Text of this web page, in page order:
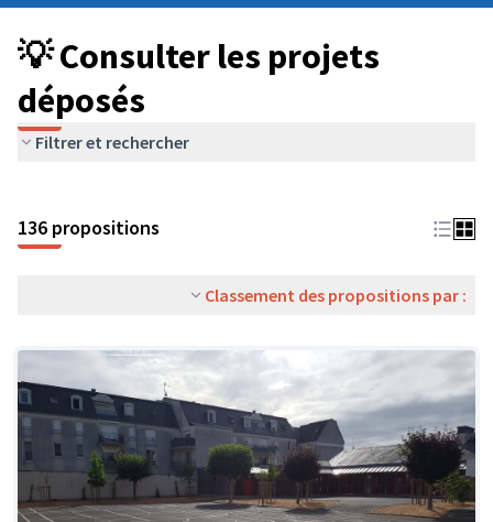
💡 Consulter les projets
déposés
Filtrer et rechercher
136 propositions
Classement des propositions par :